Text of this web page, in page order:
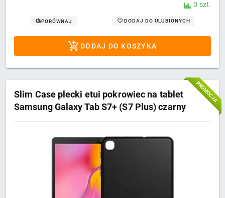
0 szt.
PORÓWNAJ DODAJ DO ULUBIONYCH
DODAJ DO KOSZYKA
Slim Case plecki etui pokrowiec na tablet
Samsung Galaxy Tab S7+ (S7 Plus) czarny
PROMOCJA